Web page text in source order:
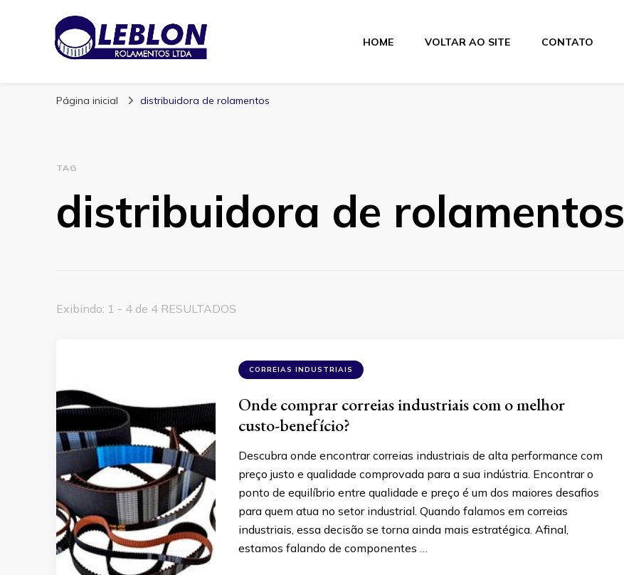
Blog | Leblon Rolamentos
HOME VOLTAR AO SITE CONTATO
Página inicial distribuidora de rolamentos
TAG
distribuidora de rolamentos
Exibindo: 1 - 4 de 4 RESULTADOS
CORREIAS INDUSTRIAIS
Onde comprar correias industriais com o melhor
custo-benefício?
Descubra onde encontrar correias industriais de alta performance com
preço justo e qualidade comprovada para a sua indústria. Encontrar o
ponto de equilíbrio entre qualidade e preço é um dos maiores desafios
para quem atua no setor industrial. Quando falamos em correias
industriais, essa decisão se torna ainda mais estratégica. Afinal,
estamos falando de componentes …